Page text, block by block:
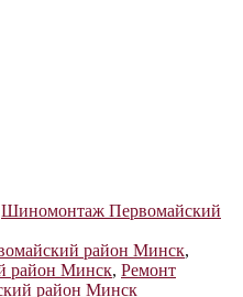
Шиномонтаж Первомайский
район Минск,
район Минск, Ремонт
район Минск